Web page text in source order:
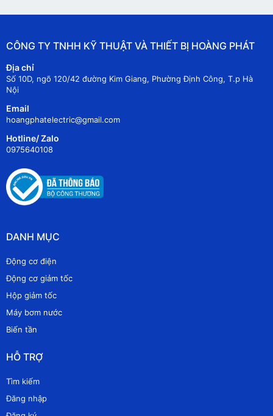
CÔNG TY TNHH KỸ THUẬT VÀ THIẾT BỊ HOÀNG PHÁT
Địa chỉ
Số 10D, ngõ 120/42 đường Kim Giang, Phường Định Công, T.p Hà
Nội
Email
hoangphatelectric@gmail.com
Hotline/ Zalo
0975640108
DANH MỤC
Động cơ điện
Động cơ giảm tốc
Hộp giảm tốc
Máy bơm nước
Biến tần
HỖ TRỢ
Tìm kiếm
Đăng nhập